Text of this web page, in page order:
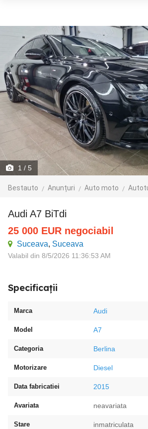
1 / 5
Bestauto Anunțuri Auto moto
Audi A7 BiTdi
25 000 EUR negociabil
Suceava, Suceava
Valabil din 8/5/2026 11:36:53 AM
Specificații
Marca Audi
Model A7
Categoria Berlina
Motorizare Diesel
Data fabricatiei 2015
Avariata neavariata
Stare inmatriculata